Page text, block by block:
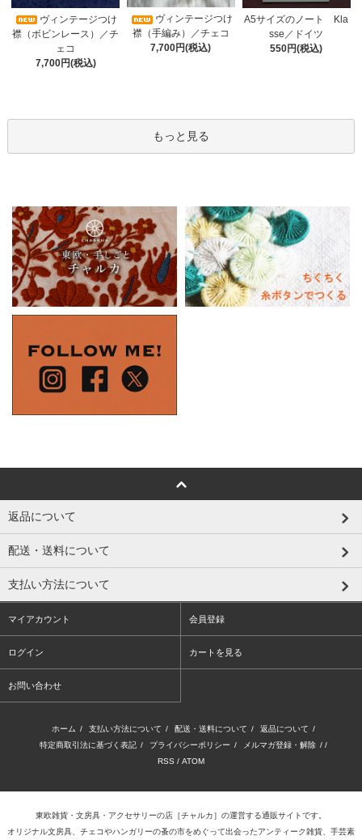
ヴィンテージつけ
襟（ボビンレース）／チ
ェコ
7,700円(税込)
ヴィンテージつけ
襟（手編み）／チェコ
7,700円(税込)
A5サイズのノート Kla
sse／ドイツ
550円(税込)
もっと見る
返品について
配送・送料について
支払い方法について
マイアカウント 会員登録
ログイン カートを見る
お問い合わせ
ホーム / 支払い方法について / 配送・送料について / 返品について /
特定商取引法に基づく表記 / プライバシーポリシー / メルマガ登録・解除 / /
RSS / ATOM
東欧雑貨・文房具・アクセサリーの店 ［チャルカ］ の運営する通販サイトです。
オリジナル文房具、チェコやハンガリーの蚤の市をめぐって出会ったアンティーク雑貨、手芸素